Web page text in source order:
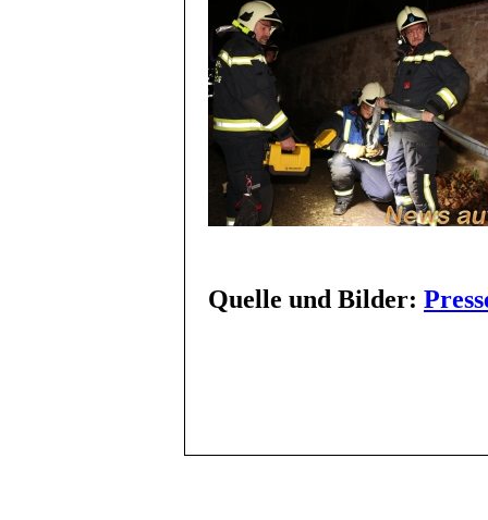
Quelle und Bilder: